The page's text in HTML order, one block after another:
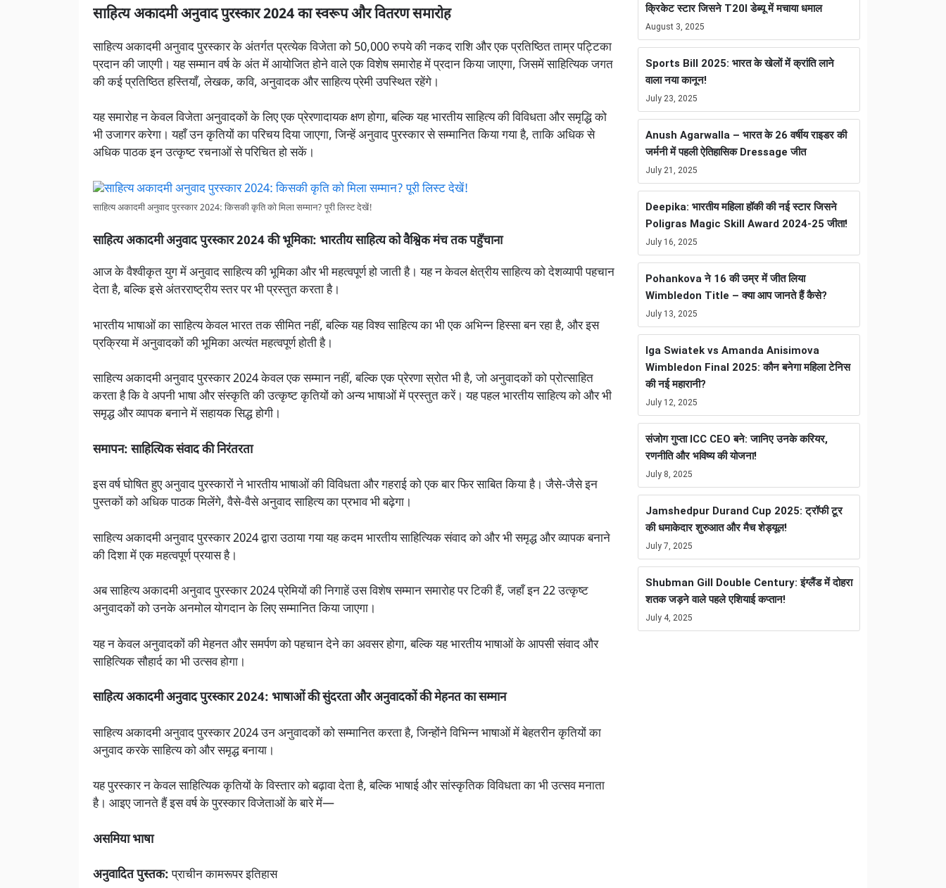
साहित्य अकादमी अनुवाद पुरस्कार 2024 का स्वरूप और वितरण समारोह
साहित्य अकादमी अनुवाद पुरस्कार के अंतर्गत प्रत्येक विजेता को 50,000 रुपये की नकद राशि और एक प्रतिष्ठित ताम्र पट्टिका
प्रदान की जाएगी। यह सम्मान वर्ष के अंत में आयोजित होने वाले एक विशेष समारोह में प्रदान किया जाएगा, जिसमें साहित्यिक जगत
की कई प्रतिष्ठित हस्तियाँ, लेखक, कवि, अनुवादक और साहित्य प्रेमी उपस्थित रहेंगे।
यह समारोह न केवल विजेता अनुवादकों के लिए एक प्रेरणादायक क्षण होगा, बल्कि यह भारतीय साहित्य की विविधता और समृद्धि को
भी उजागर करेगा। यहाँ उन कृतियों का परिचय दिया जाएगा, जिन्हें अनुवाद पुरस्कार से सम्मानित किया गया है, ताकि अधिक से
अधिक पाठक इन उत्कृष्ट रचनाओं से परिचित हो सकें।
साहित्य अकादमी अनुवाद पुरस्कार 2024: किसकी कृति को मिला सम्मान? पूरी लिस्ट देखें!
साहित्य अकादमी अनुवाद पुरस्कार 2024 की भूमिका: भारतीय साहित्य को वैश्विक मंच तक पहुँचाना
आज के वैश्वीकृत युग में अनुवाद साहित्य की भूमिका और भी महत्वपूर्ण हो जाती है। यह न केवल क्षेत्रीय साहित्य को देशव्यापी पहचान
देता है, बल्कि इसे अंतरराष्ट्रीय स्तर पर भी प्रस्तुत करता है।
भारतीय भाषाओं का साहित्य केवल भारत तक सीमित नहीं, बल्कि यह विश्व साहित्य का भी एक अभिन्न हिस्सा बन रहा है, और इस
प्रक्रिया में अनुवादकों की भूमिका अत्यंत महत्वपूर्ण होती है।
साहित्य अकादमी अनुवाद पुरस्कार 2024 केवल एक सम्मान नहीं, बल्कि एक प्रेरणा स्रोत भी है, जो अनुवादकों को प्रोत्साहित
करता है कि वे अपनी भाषा और संस्कृति की उत्कृष्ट कृतियों को अन्य भाषाओं में प्रस्तुत करें। यह पहल भारतीय साहित्य को और भी
समृद्ध और व्यापक बनाने में सहायक सिद्ध होगी।
समापन: साहित्यिक संवाद की निरंतरता
इस वर्ष घोषित हुए अनुवाद पुरस्कारों ने भारतीय भाषाओं की विविधता और गहराई को एक बार फिर साबित किया है। जैसे-जैसे इन
पुस्तकों को अधिक पाठक मिलेंगे, वैसे-वैसे अनुवाद साहित्य का प्रभाव भी बढ़ेगा।
साहित्य अकादमी अनुवाद पुरस्कार 2024 द्वारा उठाया गया यह कदम भारतीय साहित्यिक संवाद को और भी समृद्ध और व्यापक बनाने
की दिशा में एक महत्वपूर्ण प्रयास है।
अब साहित्य अकादमी अनुवाद पुरस्कार 2024 प्रेमियों की निगाहें उस विशेष सम्मान समारोह पर टिकी हैं, जहाँ इन 22 उत्कृष्ट
अनुवादकों को उनके अनमोल योगदान के लिए सम्मानित किया जाएगा।
यह न केवल अनुवादकों की मेहनत और समर्पण को पहचान देने का अवसर होगा, बल्कि यह भारतीय भाषाओं के आपसी संवाद और
साहित्यिक सौहार्द का भी उत्सव होगा।
साहित्य अकादमी अनुवाद पुरस्कार 2024: भाषाओं की सुंदरता और अनुवादकों की मेहनत का सम्मान
साहित्य अकादमी अनुवाद पुरस्कार 2024 उन अनुवादकों को सम्मानित करता है, जिन्होंने विभिन्न भाषाओं में बेहतरीन कृतियों का
अनुवाद करके साहित्य को और समृद्ध बनाया।
यह पुरस्कार न केवल साहित्यिक कृतियों के विस्तार को बढ़ावा देता है, बल्कि भाषाई और सांस्कृतिक विविधता का भी उत्सव मनाता
है। आइए जानते हैं इस वर्ष के पुरस्कार विजेताओं के बारे में—
असमिया भाषा
अनुवादित पुस्तक:प्राचीन कामरूपर इतिहास
क्रिकेट स्टार जिसने T20I डेब्यू में मचाया धमाल
August 3, 2025
Sports Bill 2025: भारत के खेलों में क्रांति लाने
वाला नया कानून!
July 23, 2025
Anush Agarwalla – भारत के 26 वर्षीय राइडर की
जर्मनी में पहली ऐतिहासिक Dressage जीत
July 21, 2025
Deepika: भारतीय महिला हॉकी की नई स्टार जिसने
Poligras Magic Skill Award 2024-25 जीता!
July 16, 2025
Pohankova ने 16 की उम्र में जीत लिया
Wimbledon Title – क्या आप जानते हैं कैसे?
July 13, 2025
Iga Swiatek vs Amanda Anisimova
Wimbledon Final 2025: कौन बनेगा महिला टेनिस
की नई महारानी?
July 12, 2025
संजोग गुप्ता ICC CEO बने: जानिए उनके करियर,
रणनीति और भविष्य की योजना!
July 8, 2025
Jamshedpur Durand Cup 2025: ट्रॉफी टूर
की धमाकेदार शुरुआत और मैच शेड्यूल!
July 7, 2025
Shubman Gill Double Century: इंग्लैंड में दोहरा
शतक जड़ने वाले पहले एशियाई कप्तान!
July 4, 2025